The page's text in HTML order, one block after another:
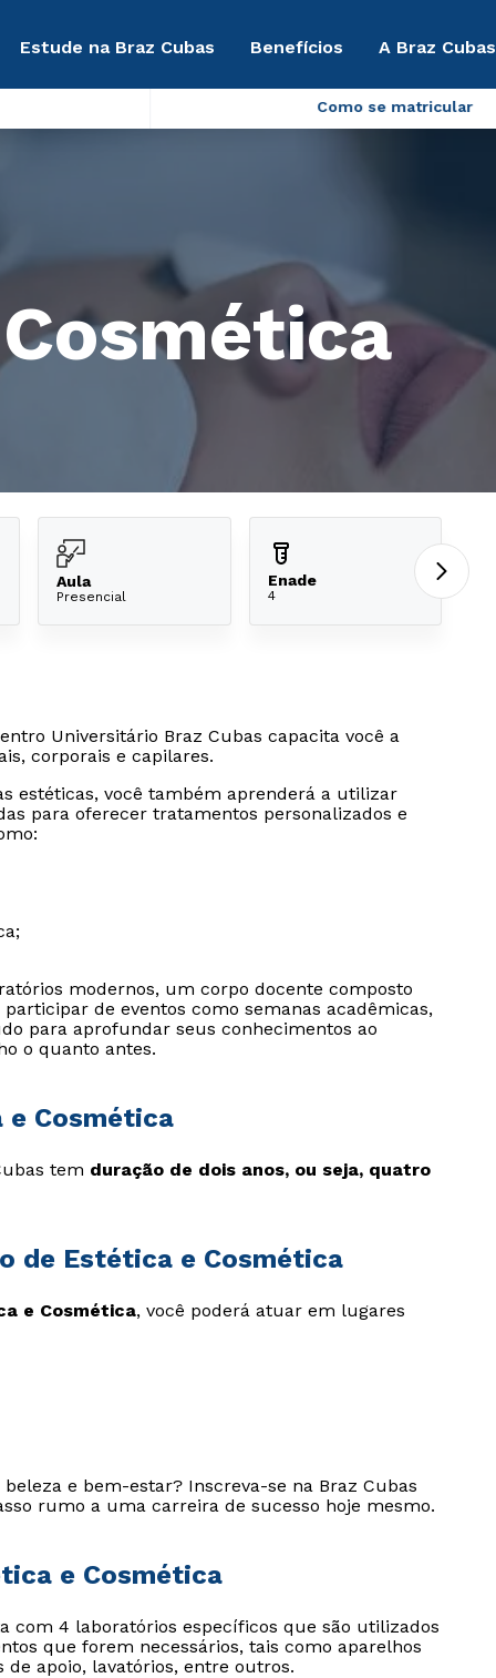
Estude na Braz Cubas Benefícios A Braz Cubas
Como se matricular
Aula
Presencial
Enade
4
Universitário Braz Cubas capacita você a
corporais e capilares.
estéticas, você também aprenderá a utilizar
para oferecer tratamentos personalizados e
modernos, um corpo docente composto
de eventos como semanas acadêmicas,
para aprofundar seus conhecimentos ao
o quanto antes.
e Cosmética
tem duração de dois anos, ou seja, quatro
de Estética e Cosmética
e Cosmética, você poderá atuar em lugares
e bem-estar? Inscreva-se na Braz Cubas
rumo a uma carreira de sucesso hoje mesmo.
e Cosmética
com 4 laboratórios específicos que são utilizados
que forem necessários, tais como aparelhos
apoio, lavatórios, entre outros.